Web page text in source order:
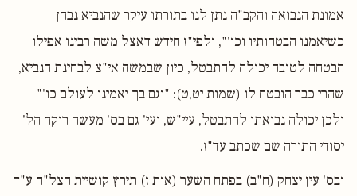
אמונת הנבואה והקב"ה נתן לנו בתורתו עיקר שהנביא נבחן
כשיאמנו הבטחותיו וכו'", ולפי"ז חידש דאצל משה רבינו אפילו
הבטחה לטובה יכולה להתבטל, כיון שבמשה אי"צ לבחינת הנביא,
שהרי כבר הובטח לו (שמות יט,ט): "וגם בך יאמינו לעולם כו'"
ולכן יכולה נבואתו להתבטל, עיי"ש, ועי' גם בס' מעשה רוקח הל'
יסודי התורה שם שכתב עד"ז.
ובס' עין יצחק (ח"ב) בפתח השער (אות ז) תירץ קושיית הצל"ח ע"ד